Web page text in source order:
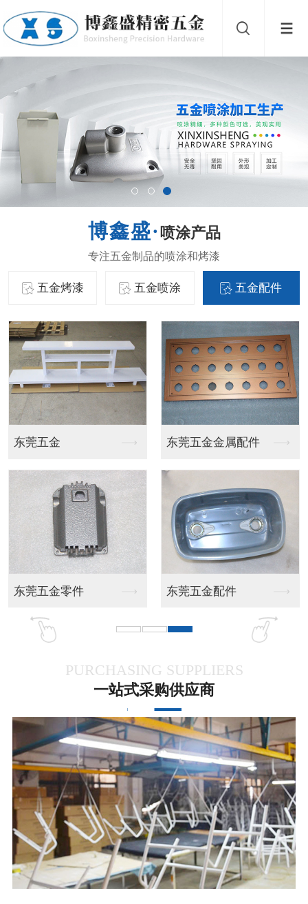
喷涂产品
五金烤漆 五金喷涂 五金配件
东莞五金 东莞五金金属配件
东莞五金零件 东莞五金配件
PURCHASING SUPPLIERS
一站式采购供应商